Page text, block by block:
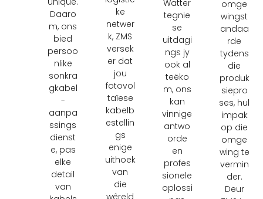
Daaro
m, ons
bied
persoo
nlike
sonkra
gkabel
-
aanpa
ssings
dienst
e, pas
elke
detail
van
ke
netwer
k, ZMS
versek
er dat
jou
fotovol
taïese
kabelb
estellin
gs
enige
uithoek
van
die
wêreld
Watter
tegnie
se
uitdagi
ngs jy
ook al
teëko
m, ons
kan
vinnige
antwo
orde
en
profes
sionele
oplossi
omge
wingst
andaa
rde
tydens
die
produk
siepro
ses, hul
impak
op die
omge
wing te
vermin
der.
Deur